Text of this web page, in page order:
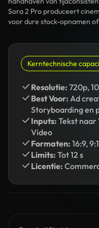
Sora 2 Pro produceert
voor dure stock-opnamen
Kerntechnische
Resolutie: 720p,
Best Voor: Ad
Storyboarding en
Inputs: Tekst naar
Video
Formaten: 16:9,
Limits: Tot 12 s
Licentie: